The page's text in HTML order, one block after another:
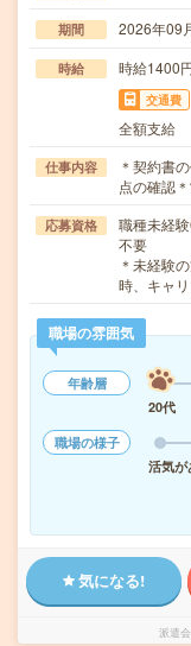
期間 2026年09
時給 時給1400
交通費
全額支給
仕事内容
＊契約書
点の確認
応募資格
職種未経
不要
＊未経験
時、キャ
職場の雰囲気
年齢層
20代
職場の様子
活気が
気になる!
派遣